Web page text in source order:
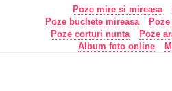
Poze mire si mireasa
Poze buchete mireasa
Poze corturi nunta
Poze
Album foto online